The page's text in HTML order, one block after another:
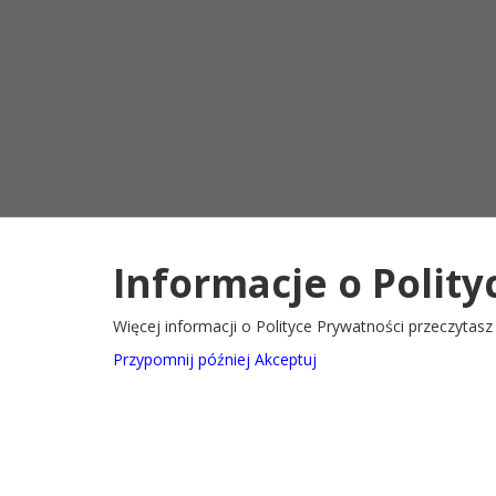
2022@ Oficjalny serwis internetowy Gminy Ryglice Deklaracja
Informacje o
Więcej informacji o Polityce Prywatności przeczytasz
Przypomnij później Akceptuj